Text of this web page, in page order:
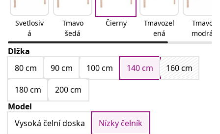
Svetlosiv
á
Tmavo
šedá
Čierny
Tmavozel
ená
Tmavo
modrá
Dlžka
80 cm
90 cm 100 cm 140 cm
160 cm
180 cm
200 cm
Model
Vysoká čelní doska
Nízky čelník